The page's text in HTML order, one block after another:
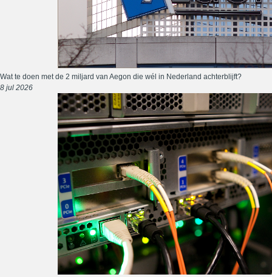
Wat te doen met de 2 miljard van Aegon die wél in Nederland achterblijft?
8 jul 2026